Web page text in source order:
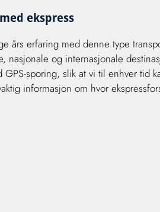
ekspress
års erfaring med denne type
nasjonale og internasjonale
GPS-sporing, slik at vi til enhver tid
informasjon om hvor